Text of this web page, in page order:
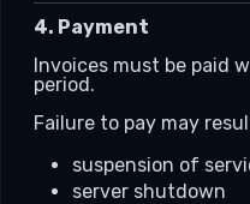
4. Payment
Invoices must be paid
period.
Failure to pay may
suspension of
server shutdown